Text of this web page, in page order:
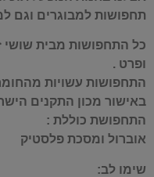
תחפושות למבוגרים וגם
כל התחפושות מבית שושי
ופרט .
התחפושות עשויות
באישור מכון התקנים
התחפושת כוללת :
אוברול ומסכת פלסטיק
שימו לב: